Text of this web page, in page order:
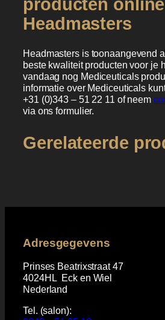
producten
Headmasters
Headmasters is toonaangevend
beste kwaliteit producten voor je
vandaag nog Mediceuticals
informatie over Mediceuticals
+31 (0)343 – 51 22 11 of neem
via ons formulier.
Gerelateerde
Adresgegevens
Prinses Beatrixstraat 47
4024HL Eck en Wiel
Nederland
Tel. (salon):